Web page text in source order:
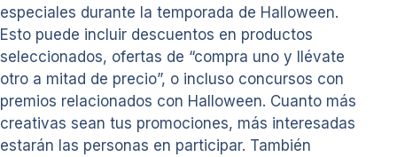
especiales durante la temporada de Halloween.
Esto puede incluir descuentos en productos
seleccionados, ofertas de “compra uno y llévate
otro a mitad de precio”, o incluso concursos con
premios relacionados con Halloween. Cuanto más
creativas sean tus promociones, más interesadas
estarán las personas en participar. También